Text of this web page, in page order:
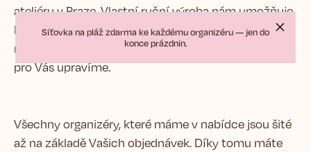
Síťovka na pláž zdarma ke každému organizéru — jen do
konce prázdnin.
ateliéru v Praze. Vlastní ruční výroba nám umožňuje
každý organizér přizpůsobit Vašim potřebám. Pokud
máte preference ohledně uspořádání kapes, rádi je
pro Vás upravíme.
Všechny organizéry, které máme v nabídce jsou šité
až na základě Vašich objednávek. Díky tomu máte